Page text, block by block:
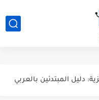
شرح verb to be بالتفصيل مع أمثلة عملية للمبتدئين
دليل المبتدئين بالعربي